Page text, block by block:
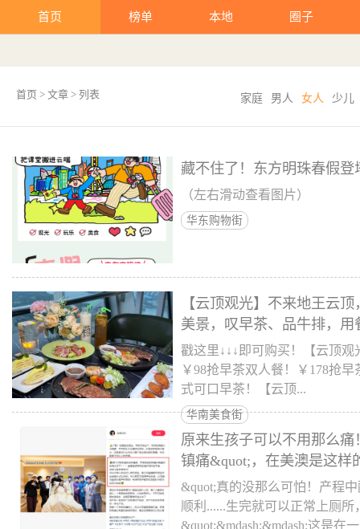
首页 榜单 本地 圈子
首页 > 文章 > 列表 家庭 男人 女人 少儿
藏不住了！东方明珠春假登
（左右滑动查看图片）
华东购物街
【云顶观光】不来地王云
美景，叹早茶、品牛排，用
戳这里↓↓↓即可购买！【云顶
￥98抢早茶双人餐！￥178抢
式可口早茶！【云顶...
华南美食街
原来生孩子可以不用那么
镇痛&quot;，在美澳是这样
&quot;真的没那么可怕！产程
顺利......生完就可以正常上厕
&quot;&mdash;&mdash;这是在